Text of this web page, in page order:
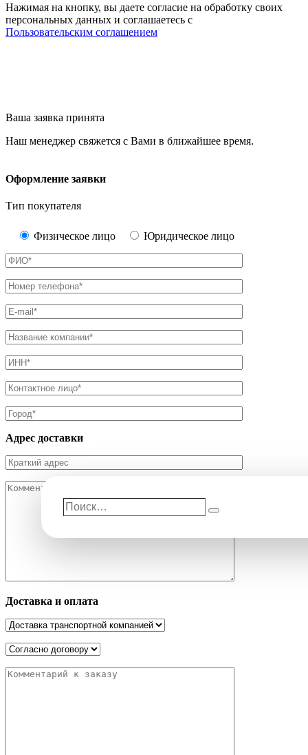
Нажимая на кнопку, вы даете согласие на обработку своих
персональных данных и соглашаетесь с
Пользовательским соглашением
Ваша заявка принята
Наш менеджер свяжется с Вами в ближайшее время.
Оформление заявки
Тип покупателя
Физическое лицо Юридическое лицо
Адрес доставки
Доставка и оплата
Поиск…
Поиск